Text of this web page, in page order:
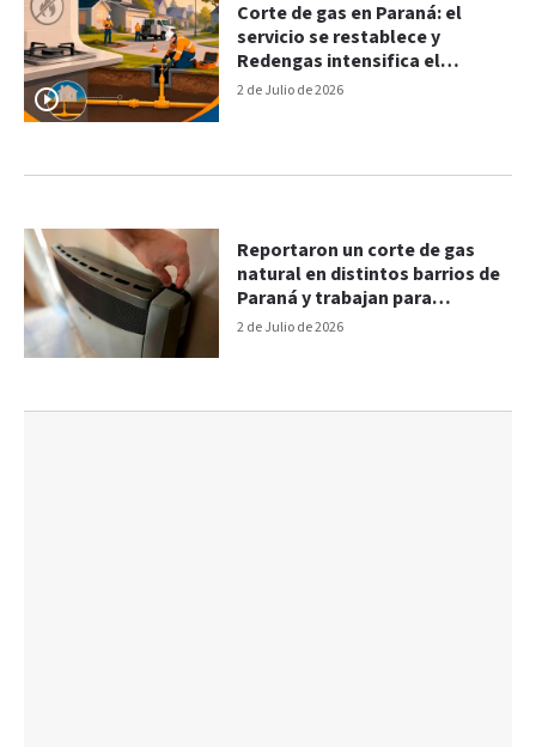
2 de Julio de 2026
Corte de gas en Paraná: el
servicio se restablece y
Redengas intensifica el
operativo de reconectar casa
2 de Julio de 2026
Reportaron un corte de gas
natural en distintos barrios de
Paraná y trabajan para
reestablecerlo